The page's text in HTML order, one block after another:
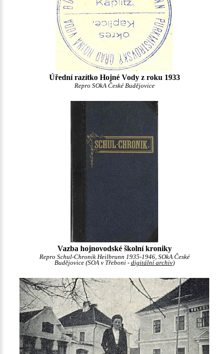
Úřední razítko Hojné Vody z roku 1933
Repro SOkA České Budějovice
Vazba hojnovodské školní kroniky
Repro Schul-Chronik Heilbrunn 1935-1946, SOkA České
Budějovice (SOA v Třeboni - digitální archiv)